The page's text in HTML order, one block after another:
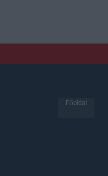
Főoldal